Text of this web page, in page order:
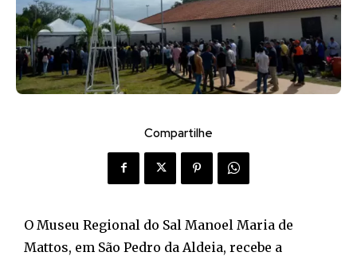
Compartilhe
O Museu Regional do Sal Manoel Maria de
Mattos, em São Pedro da Aldeia, recebe a